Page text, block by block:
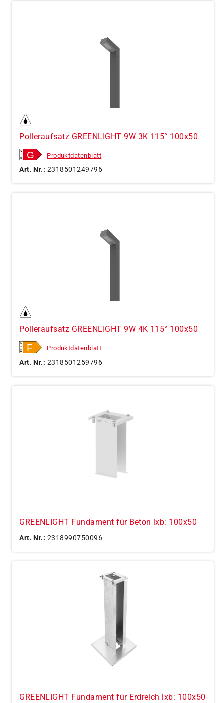
Polleraufsatz GREENLIGHT 9W 3K 115° 100x50
Produktdatenblatt
Art. Nr.: 2318501249796
Polleraufsatz GREENLIGHT 9W 4K 115° 100x50
Produktdatenblatt
Art. Nr.: 2318501259796
GREENLIGHT Fundament für Beton lxb: 100x50
Art. Nr.: 2318990750096
GREENLIGHT Fundament für Erdreich lxb: 100x50